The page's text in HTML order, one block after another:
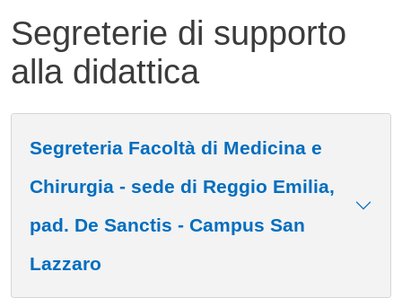
Segreterie di supporto
alla didattica
Segreteria Facoltà di Medicina e
Chirurgia - sede di Reggio Emilia,
pad. De Sanctis - Campus San
Lazzaro